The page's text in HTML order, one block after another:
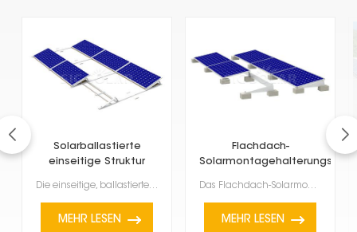
Solarballastierte
einseitige Struktur
Die einseitige, ballastierte Solarmontagekonstruktion ist ein System, das Solarmodule auf Flachdäche...
MEHR LESEN
Flachdach-
Das Flachdach-Solarmontagesystem ist für die Installation von Solarmodulen auf Flachdächern konzipie...
MEHR LESEN